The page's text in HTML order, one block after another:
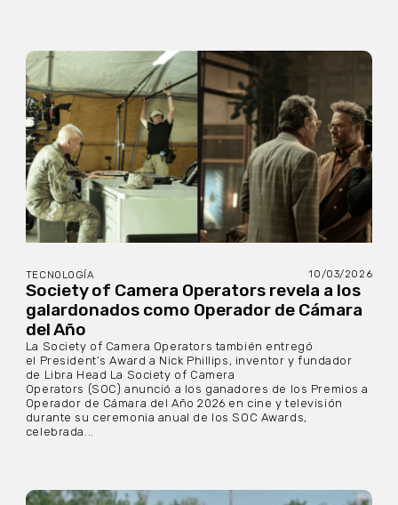
TECNOLOGÍA 10/03/2026
Society of Camera Operators revela a los
galardonados como Operador de Cámara
del Año
La Society of Camera Operators también entregó
el President’s Award a Nick Phillips, inventor y fundador
de Libra Head La Society of Camera
Operators (SOC) anunció a los ganadores de los Premios a
Operador de Cámara del Año 2026 en cine y televisión
durante su ceremonia anual de los SOC Awards,
celebrada...